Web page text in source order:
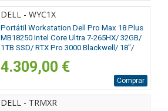
DELL - WYC1X
Portátil Workstation Dell Pro Max 18 Plus
MB18250 Intel Core Ultra 7-265HX/ 32GB/
1TB SSD/ RTX Pro 3000 Blackwell/ 18"/
4.309,00 €
Comprar
DELL - TRMXR